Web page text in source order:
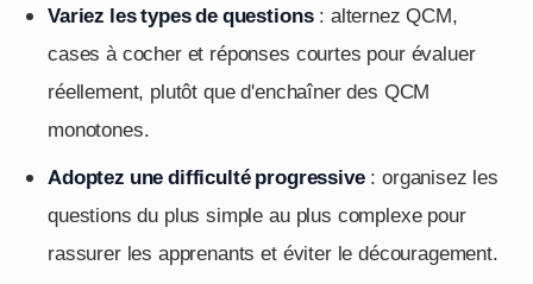
Variez les types de questions: alternez QCM,
cases à cocher et réponses courtes pour évaluer
réellement, plutôt que d'enchaîner des QCM
monotones.
Adoptez une difficulté progressive: organisez les
questions du plus simple au plus complexe pour
rassurer les apprenants et éviter le découragement.